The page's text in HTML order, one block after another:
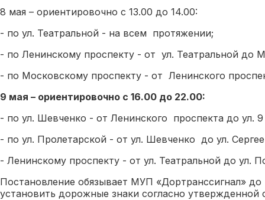
8 мая – ориентировочно с 13.00 до 14.00:
- по ул. Театральной - на всем протяжении;
- по Ленинскому проспекту - от ул. Театральной до
- по Московскому проспекту - от Ленинского
9 мая – ориентировочно с 16.00 до 22.00:
- по ул. Шевченко - от Ленинского проспекта до ул. 9
- по ул. Пролетарской - от ул. Шевченко до ул.
- Ленинскому проспекту - от ул. Театральной до ул.
Постановление обязывает МУП «Дортранссигнал» до
установить дорожные знаки согласно утвержденной